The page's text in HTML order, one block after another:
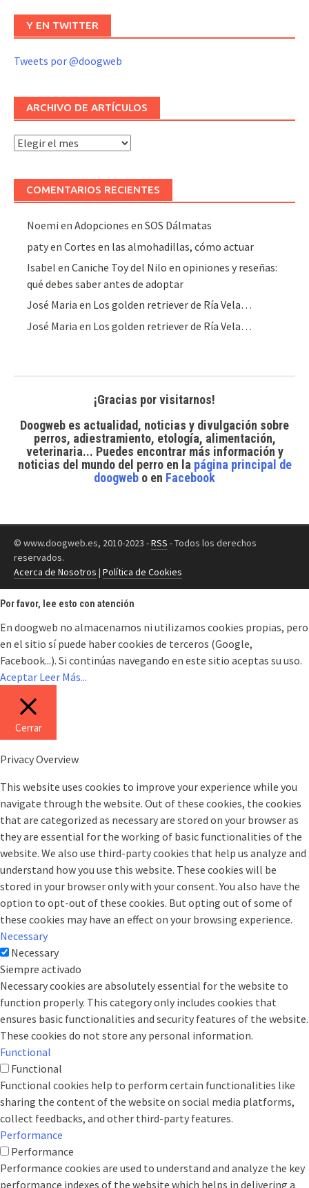
Y EN TWITTER
Tweets por @doogweb
ARCHIVO DE ARTÍCULOS
Archivo
artículos
COMENTARIOS RECIENTES
Noemi enAdopciones en SOS Dálmatas
patyenCortes en las almohadillas, cómo actuar
Isabel enCaniche Toy del Nilo en opiniones y reseñas:
qué debes saber antes de adoptar
José Maria en Los golden retriever de Ría Vela…
José Maria en Los golden retriever de Ría Vela…
¡Gracias por visitarnos!
Doogweb es actualidad, noticias y divulgación sobre
perros, adiestramiento, etología, alimentación,
veterinaria... Puedes encontrar más información y
noticias del mundo del perroen la página principal de
doogweb o en Facebook
© www.doogweb.es, 2010-2023 -RSS - Todos los derechos
reservados.
Acerca de Nosotros | Política de Cookies
Por favor, lee esto con atención
En doogweb no almacenamos ni utilizamos cookies propias, pero
en el sitio sí puede haber cookies de terceros (Google,
Facebook...). Si continúas navegando en este sitio aceptas su uso.
Aceptar Leer Más...
Cerrar
Privacy Overview
This website uses cookies to improve your experience while you
navigate through the website. Out of these cookies, the cookies
that are categorized as necessary are stored on your browser as
they are essential for the working of basic functionalities of the
website. We also use third-party cookies that help us analyze and
understand how you use this website. These cookies will be
stored in your browser only with your consent. You also have the
option to opt-out of these cookies. But opting out of some of
these cookies may have an effect on your browsing experience.
Necessary
Necessary
Siempre activado
Necessary cookies are absolutely essential for the website to
function properly. This category only includes cookies that
ensures basic functionalities and security features of the website.
These cookies do not store any personal information.
Functional
Functional
Functional cookies help to perform certain functionalities like
sharing the content of the website on social media platforms,
collect feedbacks, and other third-party features.
Performance
Performance
Performance cookies are used to understand and analyze the key
performance indexes of the website which helps in delivering a